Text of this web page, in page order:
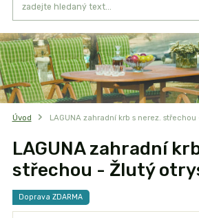
Úvod LAGUNA zahradní krb s nerez.
LAGUNA zahradní
střechou - Žlutý
Doprava ZDARMA